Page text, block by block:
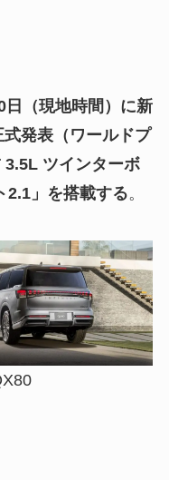
日（現地時間）に新
発表（ワールドプ
3.5L ツインターボ
2.1」を搭載する。